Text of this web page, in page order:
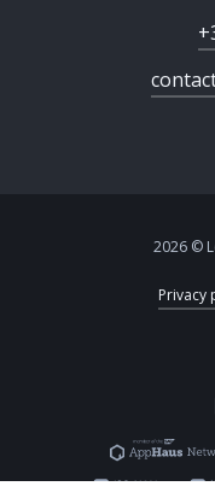
2026 ©
Privacy